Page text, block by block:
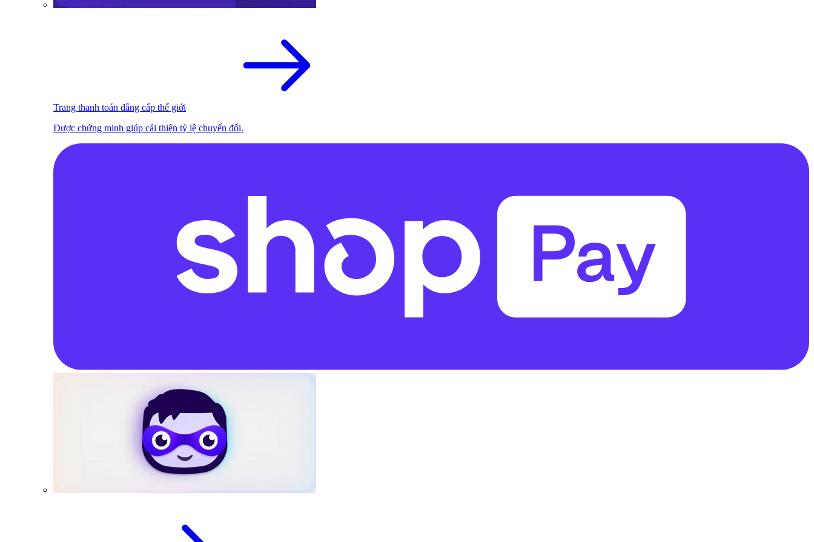
Trang thanh toán đẳng cấp thế giới
Được chứng minh giúp cải thiện tỷ lệ chuyển đổi.